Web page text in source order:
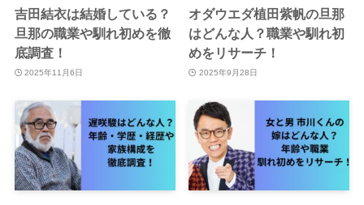
吉田結衣は結婚している？
旦那の職業や馴れ初めを徹
底調査！
2025年11月6日
オダウエダ植田紫帆の旦那
はどんな人？職業や馴れ初
めをリサーチ！
2025年9月28日